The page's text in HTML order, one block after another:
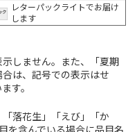
レターパックライトでお届け
します
しません。また、「夏期
は、記号での表示はせ
す。
落花生」「えび」「か
を含んでいる場合に品目名